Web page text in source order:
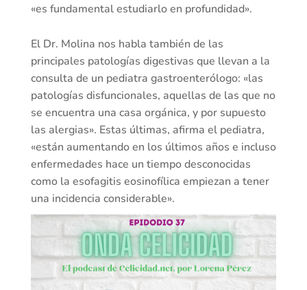
«es fundamental estudiarlo en profundidad».
El Dr. Molina nos habla también de las
principales patologías digestivas que llevan a la
consulta de un pediatra gastroenterólogo: «las
patologías disfuncionales, aquellas de las que no
se encuentra una casa orgánica, y por supuesto
las alergias». Estas últimas, afirma el pediatra,
«están aumentando en los últimos años e incluso
enfermedades hace un tiempo desconocidas
como la esofagitis eosinofílica empiezan a tener
una incidencia considerable».